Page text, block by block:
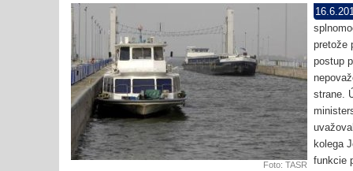
Foto: TASR
pretože
postup
strane.
kolega
funkcie